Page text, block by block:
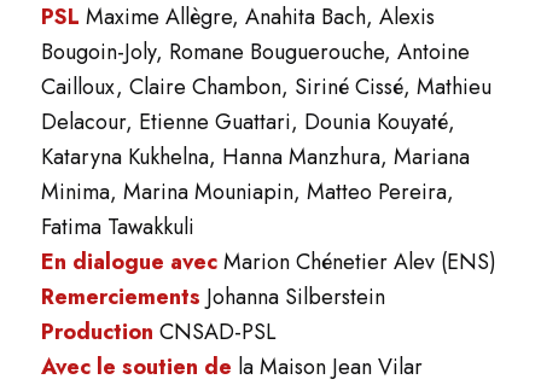
PSL Maxime Allègre, Anahita Bach, Alexis
Bougoin-Joly, Romane Bouguerouche, Antoine
Cailloux, Claire Chambon, Siriné Cissé, Mathieu
Delacour, Etienne Guattari, Dounia Kouyaté,
Kataryna Kukhelna, Hanna Manzhura, Mariana
Minima, Marina Mouniapin, Matteo Pereira,
Fatima Tawakkuli
En dialogue avecMarion Chénetier Alev (ENS)
Remerciements Johanna Silberstein
Production CNSAD-PSL
Avec le soutien de la Maison Jean Vilar